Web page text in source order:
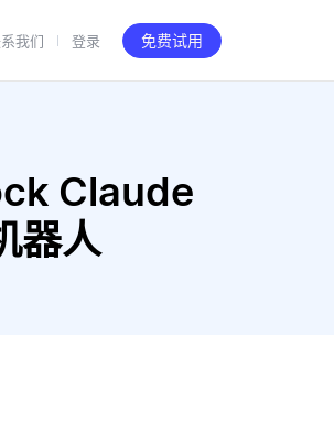
我们 登录 免费试用
Claude
器人